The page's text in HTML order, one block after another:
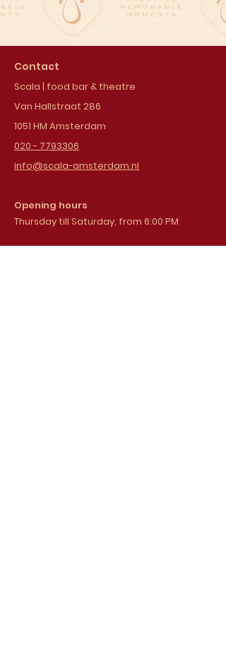
Contact
Scala | food bar & theatre
Van Hallstraat 286
1051 HM Amsterdam
020 - 7793306
info@scala-amsterdam.nl
Opening hours
Thursday till Saturday, from 6:00 PM